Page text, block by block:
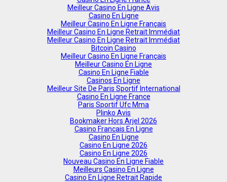
Meilleur Casino En Ligne Avis
Casino En Ligne
Meilleur Casino En Ligne Français
Meilleur Casino En Ligne Retrait Immédiat
Meilleur Casino En Ligne Retrait Immédiat
Bitcoin Casino
Meilleur Casino En Ligne Français
Meilleur Casino En Ligne
Casino En Ligne Fiable
Casinos En Ligne
Meilleur Site De Paris Sportif International
Casino En Ligne France
Paris Sportif Ufc Mma
Plinko Avis
Bookmaker Hors Arjel 2026
Casino Francais En Ligne
Casino En Ligne
Casino En Ligne 2026
Casino En Ligne 2026
Nouveau Casino En Ligne Fiable
Meilleurs Casino En Ligne
Casino En Ligne Retrait Rapide